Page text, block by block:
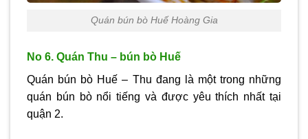
Quán bún bò Huế Hoàng Gia
No 6. Quán Thu – bún bò Huế
Quán bún bò Huế – Thu đang là một trong những
quán bún bò nổi tiếng và được yêu thích nhất tại
quận 2.